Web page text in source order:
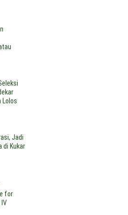
Lolos
Jadi
di Kukar
for
IV